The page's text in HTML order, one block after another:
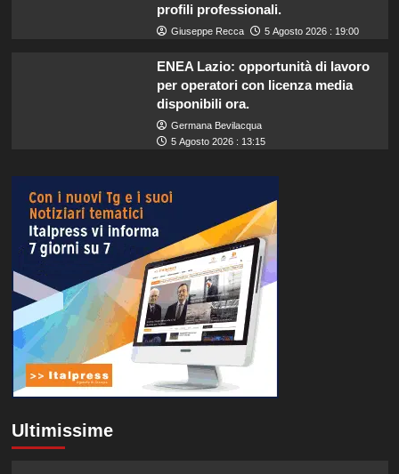
profili professionali.
Giuseppe Recca 5 Agosto 2026 : 19:00
ENEA Lazio: opportunità di lavoro
per operatori con licenza media
disponibili ora.
Germana Bevilacqua
5 Agosto 2026 : 13:15
Ultimissime